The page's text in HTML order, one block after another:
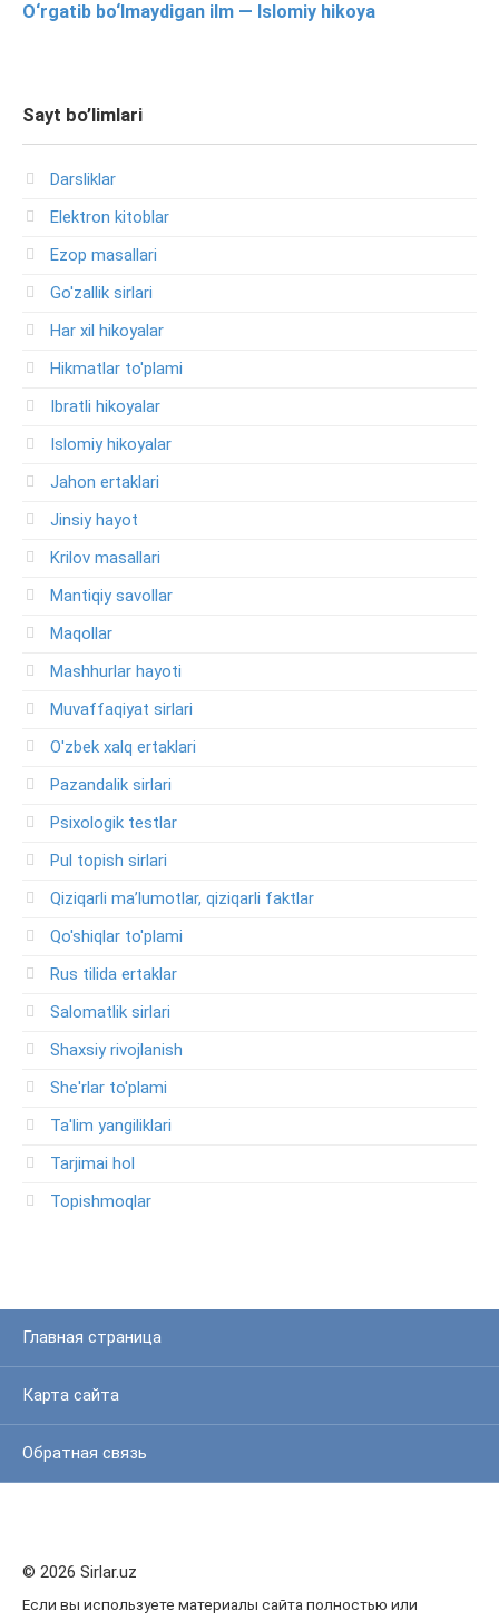
O‘rgatib bo‘lmaydigan ilm — Islomiy hikoya
Sayt bo’limlari
Darsliklar
Elektron kitoblar
Ezop masallari
Go'zallik sirlari
Har xil hikoyalar
Hikmatlar to'plami
Ibratli hikoyalar
Islomiy hikoyalar
Jahon ertaklari
Jinsiy hayot
Krilov masallari
Mantiqiy savollar
Maqollar
Mashhurlar hayoti
Muvaffaqiyat sirlari
O'zbek xalq ertaklari
Pazandalik sirlari
Psixologik testlar
Pul topish sirlari
Qiziqarli ma’lumotlar, qiziqarli faktlar
Qo'shiqlar to'plami
Rus tilida ertaklar
Salomatlik sirlari
Shaxsiy rivojlanish
She'rlar to'plami
Ta'lim yangiliklari
Tarjimai hol
Topishmoqlar
Главная страница
Карта сайта
Обратная связь
© 2026 Sirlar.uz
Если вы используете материалы сайта полностью или